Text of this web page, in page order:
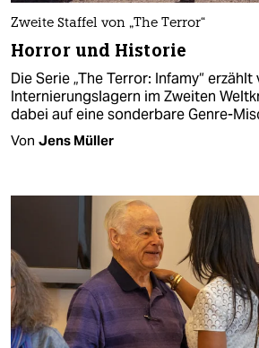
Zweite Staffel von „The Terror“
Horror und Historie
Die Serie „The Terror: Infamy“ erzählt
Internierungslagern im Zweiten
dabei auf eine sonderbare Genre-
Von Jens Müller